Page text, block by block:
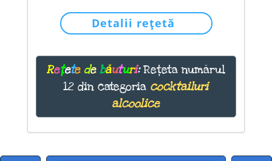
Detalii rețetă
Rețete de băuturi:Rețeta numărul
12 din categoria cocktailuri
alcoolice